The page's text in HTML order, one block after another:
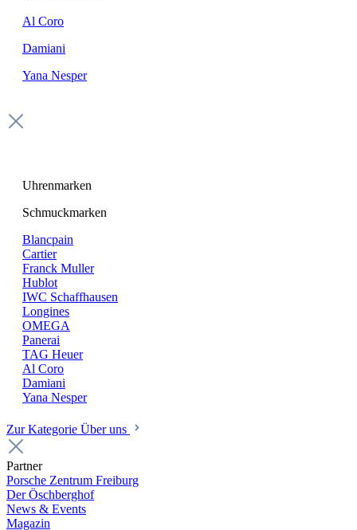
Al Coro
Damiani
Yana Nesper
Uhrenmarken
Schmuckmarken
Blancpain
Cartier
Franck Muller
Hublot
IWC Schaffhausen
Longines
OMEGA
Panerai
TAG Heuer
Al Coro
Damiani
Yana Nesper
Zur Kategorie Über uns
Partner
Porsche Zentrum Freiburg
Der Öschberghof
News & Events
Magazin